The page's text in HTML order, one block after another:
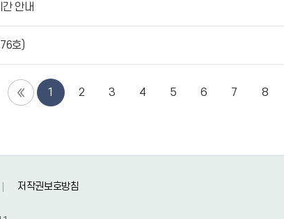
안내
호)
1 2 3 4 5 6 7 8
저작권보호방침